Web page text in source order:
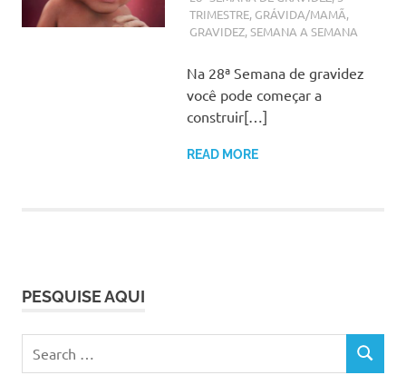
TRIMESTRE, GRÁVIDA/MAMÃ,
GRAVIDEZ,SEMANA A SEMANA
Na 28ª Semana de gravidez
você pode começar a
construir[…]
READ MORE
PESQUISE AQUI
for:
SEARCH